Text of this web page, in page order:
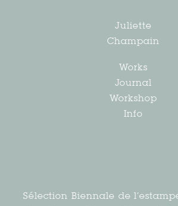
Works
Journal
Juliette
Champain
Workshop
Info
Sélection Biennale de